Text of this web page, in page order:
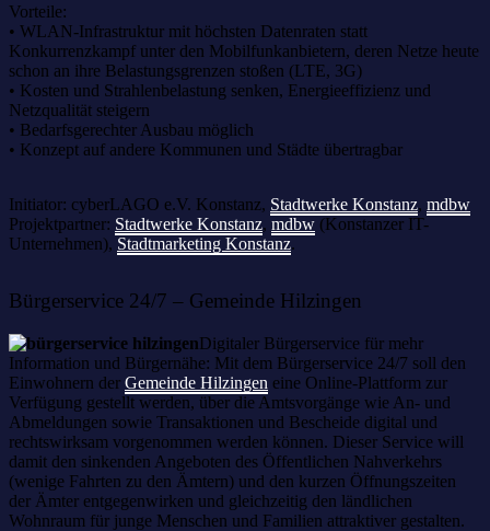
Vorteile:
• WLAN-Infrastruktur mit höchsten Datenraten statt
Konkurrenzkampf unter den Mobilfunkanbietern, deren Netze heute
schon an ihre Belastungsgrenzen stoßen (LTE, 3G)
• Kosten und Strahlenbelastung senken, Energieeffizienz und
Netzqualität steigern
• Bedarfsgerechter Ausbau möglich
• Konzept auf andere Kommunen und Städte übertragbar
Initiator: cyberLAGO e.V. Konstanz, Stadtwerke Konstanz, mdbw
Projektpartner: Stadtwerke Konstanz, mdbw (Konstanzer IT-
Unternehmen), Stadtmarketing Konstanz.
Bürgerservice 24/7 – Gemeinde Hilzingen
Digitaler Bürgerservice für mehr
Information und Bürgernähe: Mit dem Bürgerservice 24/7 soll den
Einwohnern der Gemeinde Hilzingen eine Online-Plattform zur
Verfügung gestellt werden, über die Amtsvorgänge wie An- und
Abmeldungen sowie Transaktionen und Bescheide digital und
rechtswirksam vorgenommen werden können. Dieser Service will
damit den sinkenden Angeboten des Öffentlichen Nahverkehrs
(wenige Fahrten zu den Ämtern) und den kurzen Öffnungszeiten
der Ämter entgegenwirken und gleichzeitig den ländlichen
Wohnraum für junge Menschen und Familien attraktiver gestalten.